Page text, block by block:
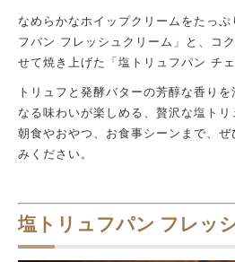
なめらかなホイップクリームをたっ
フパン フレッシュクリーム」と、コ
せて焼き上げた「塩トリュフパン チェ
トリュフと発酵バターの芳醇な香り
なる味わいが楽しめる、贅沢な塩トリ
朝食やおやつ、お食事シーンまで、
みください。
塩トリュフパン フレッ